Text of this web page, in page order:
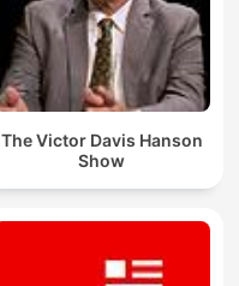
The Victor Davis Hanson
Show